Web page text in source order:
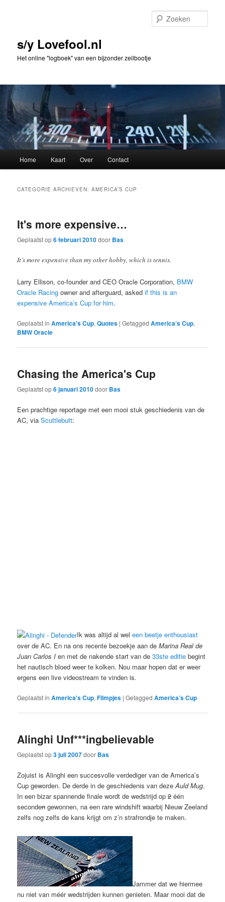
inhoud
inhouds/y Lovefool.nl
Het online "logboek" van een bijzonder zeilbootje
Home Kaart Over Contact
CATEGORIE ARCHIEVEN:AMERICA’S CUP
It's more expensive…
Geplaatst op6 februari 2010door Bas
It’s more expensive than my other hobby, which is tennis.
Larry Ellison, co-founder and CEO Oracle Corporation, BMW
Oracle Racing owner and afterguard, askedif this is an
expensive America’s Cup for him.
Geplaatst in America's Cup,Quotes |Getagged America’s Cup,
BMW Oracle
Chasing the America's Cup
Geplaatst op6 januari 2010door Bas
Een prachtige reportage met een mooi stuk geschiedenis van de
AC, viaScuttlebutt:
Ik was altijd al weleen beetje enthousiast
over de AC. En na ons recente bezoekje aan deMarina Real de
Juan Carlos I en met de nakende start van de33ste editie begint
het nautisch bloed weer te kolken. Nou maar hopen dat er weer
ergens een live videostream te vinden is.
Geplaatst in America's Cup,Filmpjes |Getagged America’s Cup
Alinghi Unf***ingbelievable
Geplaatst op3 juli 2007door Bas
Zojuist is Alinghi een succesvolle verdediger van de America’s
Cup geworden. De derde in de geschiedenis van dezeAuld Mug.
In een bizar spannende finale wordt de wedstrijd op2 één
seconden gewonnen, na een rare windshift waarbij Nieuw Zeeland
zelfs nog zelfs de kans krijgt om z’n strafrondje te maken.
Jammer dat we hiermee
nu niet van méér wedstrijden kunnen genieten. Maar mooi dat de